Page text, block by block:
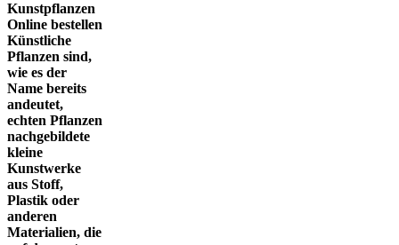
Kunstpflanzen
Online bestellen
Künstliche
Pflanzen sind,
wie es der
Name bereits
andeutet,
echten Pflanzen
nachgebildete
kleine
Kunstwerke
aus Stoff,
Plastik oder
anderen
Materialien, die